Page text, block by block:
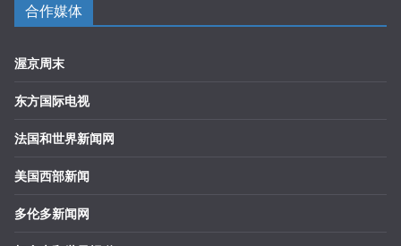
合作媒体
渥京周末
东方国际电视
法国和世界新闻网
美国西部新闻
多伦多新闻网